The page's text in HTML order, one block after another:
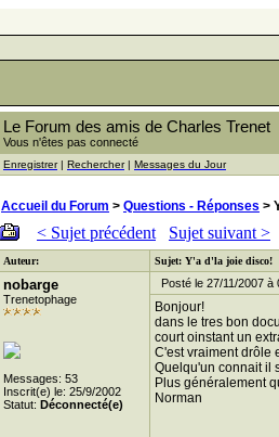
Le Forum des amis de Charles Trenet
Vous n'êtes pas connecté
Enregistrer| Rechercher| Messages du Jour
Accueil du Forum > Questions - Réponses >
< Sujet précédent Sujet suivant >
Auteur: Sujet: Y'a d'la joie disco!
nobarge
Trenetophage
Messages: 53
Inscrit(e) le: 25/9/2002
Statut: Déconnecté(e)
Posté le 27/11/2007 à
Bonjour!
dans le tres bon
court oinstant un
C'est vraiment drôle
Quelqu'un connait il
Plus généralement
Norman